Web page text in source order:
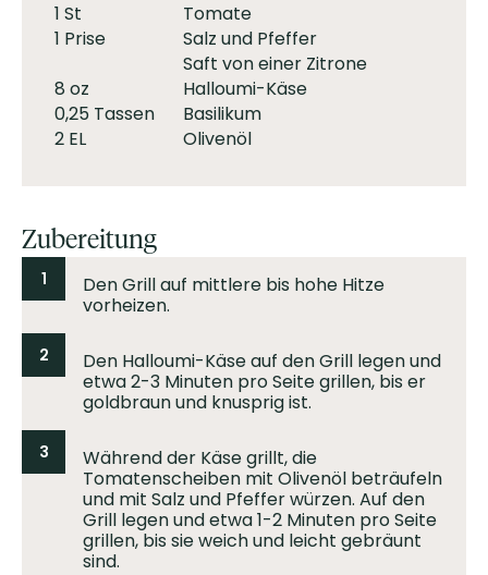
1 St
Tomate
1 Prise
Salz und Pfeffer
Saft von einer Zitrone
8 oz
Halloumi-Käse
0,25 Tassen
Basilikum
2 EL
Olivenöl
Zubereitung
1
Den Grill auf mittlere bis hohe Hitze
vorheizen.
2
Den Halloumi-Käse auf den Grill legen und
etwa 2-3 Minuten pro Seite grillen, bis er
goldbraun und knusprig ist.
3
Während der Käse grillt, die
Tomatenscheiben mit Olivenöl beträufeln
und mit Salz und Pfeffer würzen. Auf den
Grill legen und etwa 1-2 Minuten pro Seite
grillen, bis sie weich und leicht gebräunt
sind.